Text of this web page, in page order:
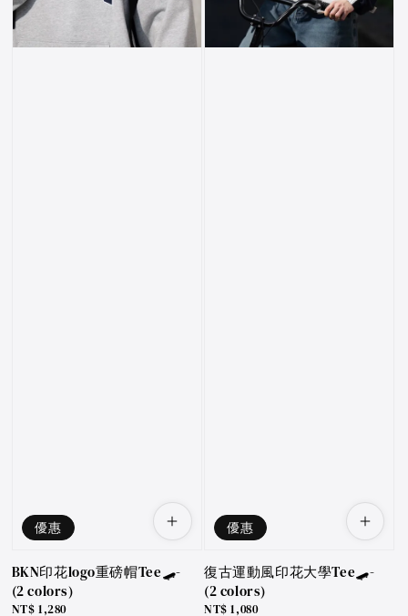
優惠
BKN印花logo重磅帽Tee🛹-
(2 colors)
Sale
NT$ 1,280
優惠
復古運動風印花大學Tee🛹-
(2 colors)
Sale
NT$ 1,080